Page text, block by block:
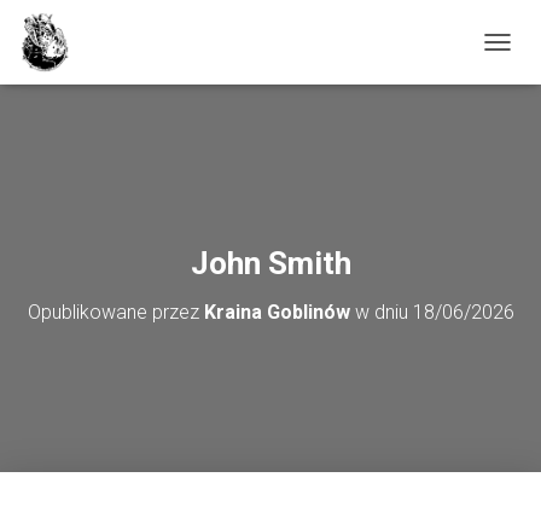
John Smith
Opublikowane przez Kraina Goblinóww dniu 18/06/2026